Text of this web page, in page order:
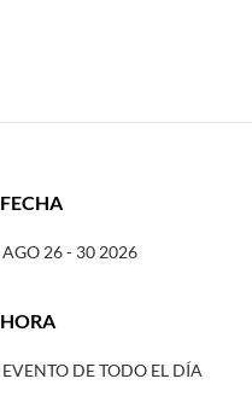
FECHA
AGO 26 - 30 2026
HORA
EVENTO DE TODO EL DÍA